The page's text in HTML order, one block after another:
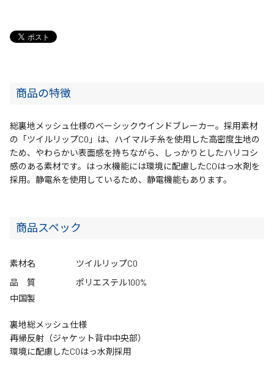
商品の特徴
総裏地メッシュ仕様のベーシックウインドブレーカー。採用素材
の「ツイルリップC0」は、ハイマルチ糸を使用した高密度生地の
ため、やわらかい表面感を持ちながら、しっかりとしたハリコシ
感のある素材です。はっ水機能には環境に配慮したCOはっ水剤を
採用。静電糸を使用しているため、静電機能もあります。
商品スペック
素材名
ツイルリップC0
品 質
ポリエステル100%
中国製
裏地総メッシュ仕様
再帰反射（ジャケット背中中央部）
環境に配慮したC0はっ水剤採用